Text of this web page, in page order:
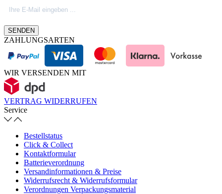
Firmeninfos. Besuche unseren Blog.
SENDEN
ZAHLUNGSARTEN
WIR VERSENDEN MIT
VERTRAG WIDERRUFEN
Service
Bestellstatus
Click & Collect
Kontaktformular
Batterieverordnung
Versandinformationen & Preise
Widerrufsrecht & Widerrufsformular
Verordnungen Verpackungsmaterial